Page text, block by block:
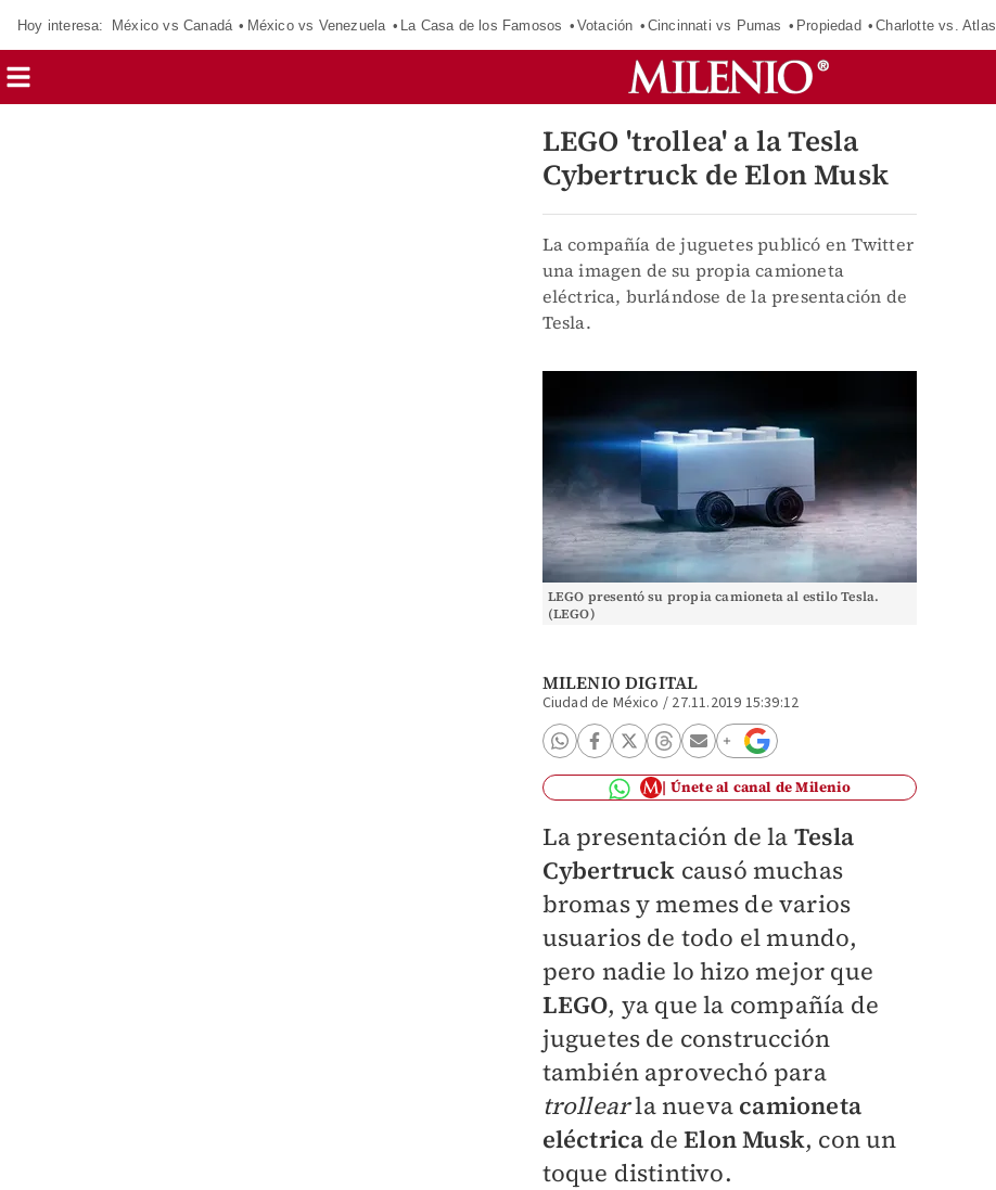
Hoy interesa: México vs Canadá México vs Venezuela La Casa de los Famosos Votación Cincinnati vs Pumas Propiedad Charlotte vs. Atlas
LEGO 'trollea' a la Tesla
Cybertruck de Elon Musk
La compañía de juguetes publicó en Twitter
una imagen de su propia camioneta
eléctrica, burlándose de la presentación de
Tesla.
LEGO presentó su propia camioneta al estilo Tesla.
(LEGO)
MILENIO DIGITAL
Ciudad de México / 27.11.2019 15:39:12
Únete al canal de Milenio
La presentación de la Tesla
Cybertruck causó muchas
bromas y memes de varios
usuarios de todo el mundo,
pero nadie lo hizo mejor que
LEGO, ya que la compañía de
juguetes de construcción
también aprovechó para
trollearla nueva camioneta
eléctrica deElon Musk, con un
toque distintivo.